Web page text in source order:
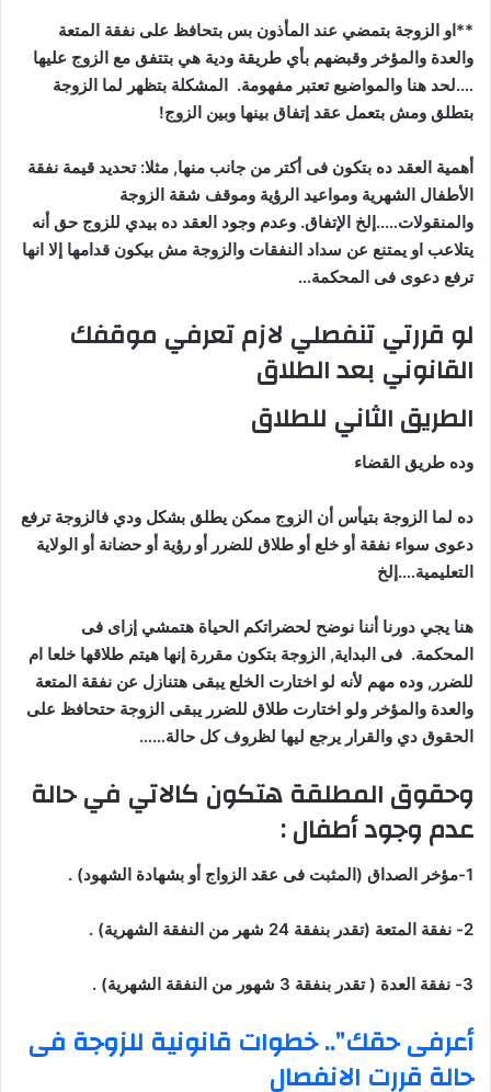
**او الزوجة بتمضي عند المأذون بس بتحافظ على نفقة المتعة
والعدة والمؤخر وقبضهم بأي طريقة ودية هي بتتفق مع الزوج عليها
….لحد هنا والمواضيع تعتبر مفهومة. المشكلة بتظهر لما الزوجة
بتطلق ومش بتعمل عقد إتفاق بينها وبين الزوج!
أهمية العقد ده بتكون فى أكتر من جانب منها, مثلا: تحديد قيمة نفقة
الأطفال الشهرية ومواعيد الرؤية وموقف شقة الزوجة
والمنقولات…..إلخ الإتفاق. وعدم وجود العقد ده بيدي للزوج حق أنه
يتلاعب او يمتنع عن سداد النفقات والزوجة مش بيكون قدامها إلا انها
ترفع دعوى فى المحكمة…
لو قررتي تنفصلي لازم تعرفي موقفك
القانوني بعد الطلاق
الطريق الثاني للطلاق
وده طريق القضاء
ده لما الزوجة بتيأس أن الزوج ممكن يطلق بشكل ودي فالز وجة ترفع
دعوى سواء نفقة أو خلع أو طلاق للضرر أو رؤية أو حضانة أو الولاية
التعليمية….إلخ
هنا يجي دورنا أننا نوضح لحضراتكم الحياة هتمشي إزاى فى
المحكمة. فى البداية, الزوجة بتكون مقررة إنها هيتم طلاقها خلعا ام
للضرر, وده مهم لأنه لو اختارت الخلع يبقى هتنازل عن نفقة المتعة
والعدة والمؤخر ولو اختارت طلاق للضرر يبقى الزوجة حتحافظ على
الحقوق دي والقرار يرجع ليها لظروف كل حالة……
وحقوق المطلقة هتكون كالاتي في حالة
عدم وجود أطفال :
1-مؤخر الصداق (المثبت فى عقد الزواج أو بشهادة الشهود) .
2- نفقة المتعة (تقدر بنفقة 24 شهر من النفقة الشهرية) .
3- نفقة العدة ( تقدر بنفقة 3 شهور من النفقة الشهرية) .
أعرفى حقك”.. خطوات قانونية للزوجة فى
حالة قررت الانفصال